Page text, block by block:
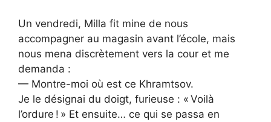
Un vendredi, Milla fit mine de nous
accompagner au magasin avant l’école, mais
nous mena discrètement vers la cour et me
demanda :
— Montre-moi où est ce Khramtsov.
Je le désignai du doigt, furieuse : « Voilà
l’ordure ! » Et ensuite… ce qui se passa en